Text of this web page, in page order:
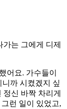
는 그에게 디제
어요. 가수들이
까 시켰겠지 싶
신 바짝 차리게
런 일이 있었고,